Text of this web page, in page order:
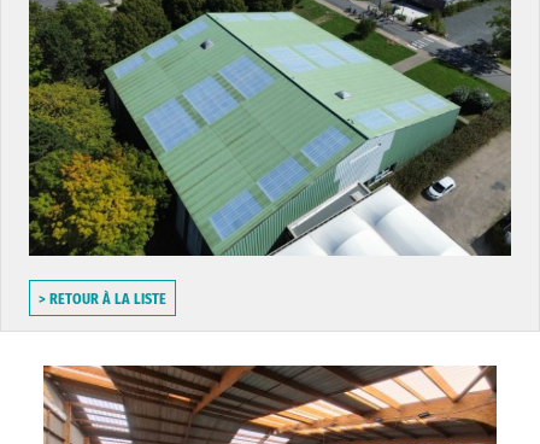
> RETOUR À LA LISTE